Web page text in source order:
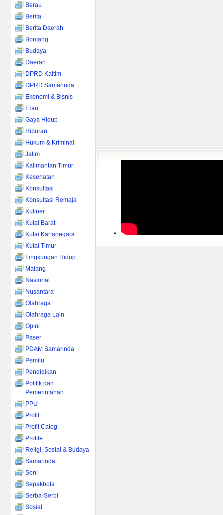
Berau
Berita
Berita Daerah
Bontang
Budaya
Daerah
DPRD Kaltim
DPRD Samarinda
Ekonomi & Bisnis
Erau
Gaya Hidup
Hiburan
Hukum & Kriminal
Jatim
Kalimantan Timur
Kesehatan
Konsultasi
Konsultasi Remaja
Kuliner
Kutai Barat
Kutai Kartanegara
Kutai Timur
Lingkungan Hidup
Malang
Nasional
Nusantara
Olahraga
Olahraga Lain
Opini
Paser
PDAM Samarinda
Pemilu
Pendidikan
Politik dan
Pemerintahan
PPU
Profil
Profil Calog
Profile
Religi, Sosial & Budaya
Samarinda
Seni
Sepakbola
Serba-Serbi
Sosial